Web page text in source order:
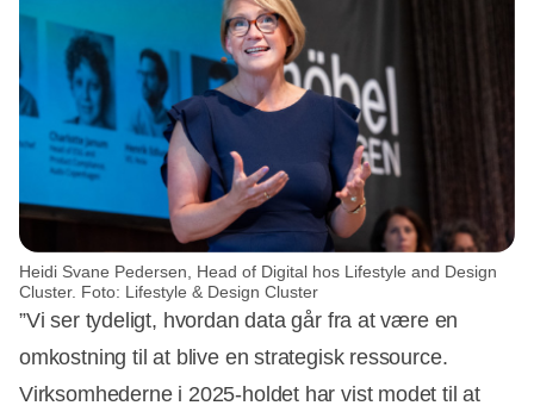
Heidi Svane Pedersen, Head of Digital hos Lifestyle and Design
Cluster. Foto: Lifestyle & Design Cluster
”Vi ser tydeligt, hvordan data går fra at være en
omkostning til at blive en strategisk ressource.
Virksomhederne i 2025-holdet har vist modet til at